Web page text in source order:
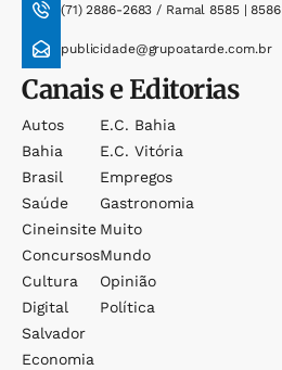
(71) 2886-2683 / Ramal 8585 | 8586
publicidade@grupoatarde.com.br
Canais e Editorias
Autos
Bahia
Brasil
Saúde
Cineinsite
Concursos
Cultura
Digital
Salvador
Economia
E.c. Bahia
E.c. Vitória
Empregos
Gastronomia
Muito
Mundo
Opinião
Política